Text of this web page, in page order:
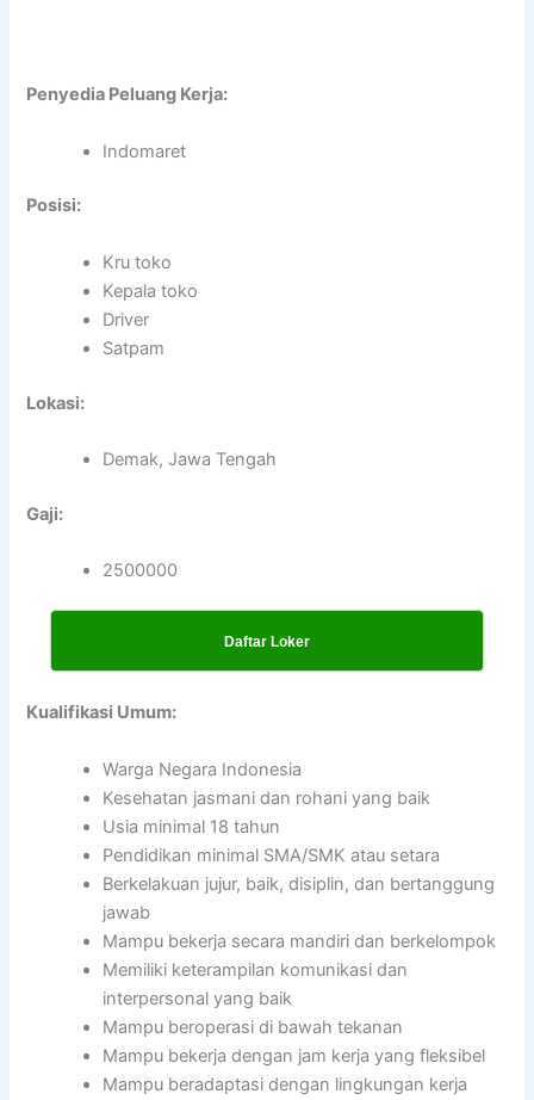
Penyedia Peluang Kerja:
Indomaret
Posisi:
Kru toko
Kepala toko
Driver
Satpam
Lokasi:
Demak, Jawa Tengah
Gaji:
2500000
Daftar Loker
Kualifikasi Umum:
Warga Negara Indonesia
Kesehatan jasmani dan rohani yang baik
Usia minimal 18 tahun
Pendidikan minimal SMA/SMK atau setara
Berkelakuan jujur, baik, disiplin, dan bertanggung
jawab
Mampu bekerja secara mandiri dan berkelompok
Memiliki keterampilan komunikasi dan
interpersonal yang baik
Mampu beroperasi di bawah tekanan
Mampu bekerja dengan jam kerja yang fleksibel
Mampu beradaptasi dengan lingkungan kerja